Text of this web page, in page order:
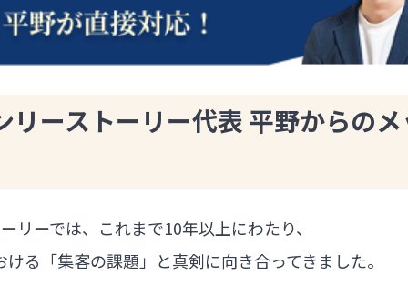
リーストーリー代表 平野からの
リーでは、これまで10年以上にわたり、
る「集客の課題」と真剣に向き合ってきました。